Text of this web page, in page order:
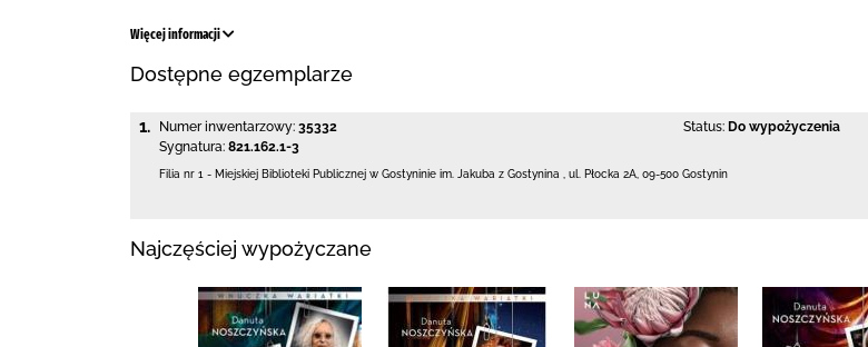
Więcej informacji
Dostępne egzemplarze
1. Numer inwentarzowy: 35332
Sygnatura: 821.162.1-3
Status: Do wypożyczenia
Filia nr 1 - Miejskiej Biblioteki Publicznej w Gostyninie im. Jakuba z Gostynina ul. Płocka 2A 09-500 Gostynin
Najczęściej wypożyczane